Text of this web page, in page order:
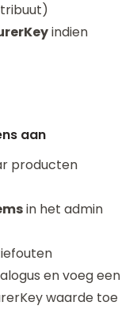
indien
aan
producten
in het admin
en voeg een
waarde toe